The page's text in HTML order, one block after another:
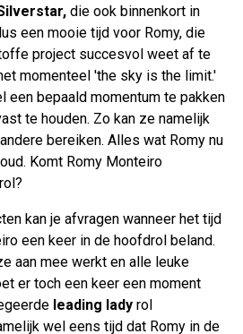
die ook binnenkort in
een mooie tijd voor Romy, die
project succesvol weet af te
momenteel 'the sky is the limit.'
een bepaald momentum te pakken
te houden. Zo kan ze namelijk
bereiken. Alles wat Romy nu
Komt Romy Monteiro
kan je afvragen wanneer het tijd
een keer in de hoofdrol beland.
aan mee werkt en alle leuke
er toch een keer een moment
leading lady rol
wel eens tijd dat Romy in de